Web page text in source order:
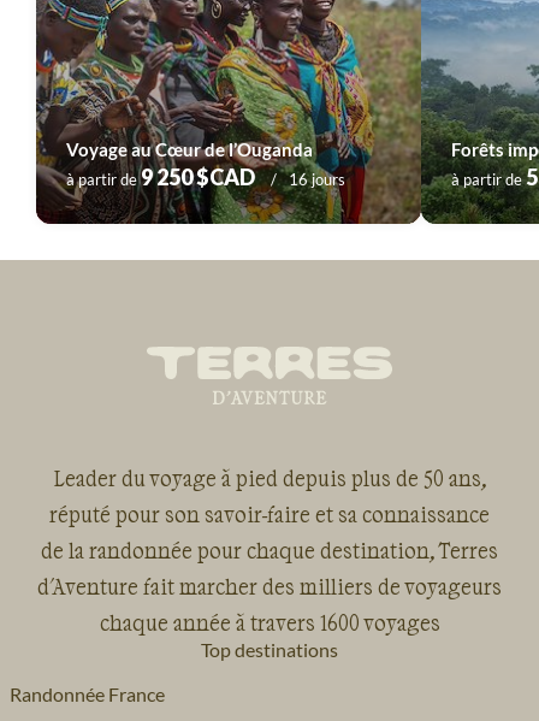
Voyage au Cœur de l’Ouganda
à partir de9 250 $CAD 16 jours
Forêts
à partir de
Leader du voyage à pied depuis plus de 50 ans,
réputé pour son savoir-faire et sa connaissance
de la randonnée pour chaque destination, Terres
d'Aventure fait marcher des milliers de voyageurs
chaque année à travers 1600 voyages
Top destinations
Randonnée France